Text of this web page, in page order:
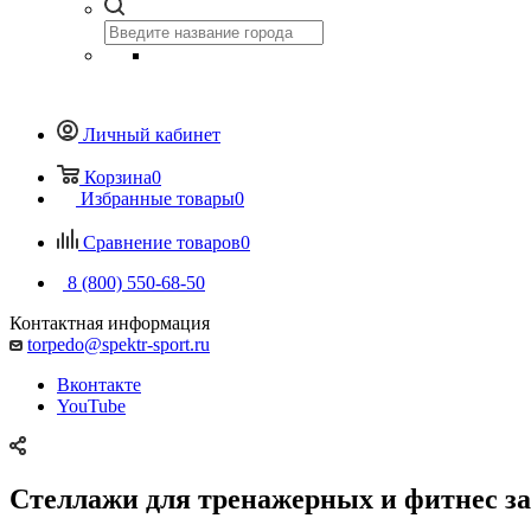
Личный кабинет
Корзина0
Избранные товары0
Сравнение товаров0
8 (800) 550-68-50
Контактная информация
torpedo@spektr-sport.ru
Вконтакте
YouTube
Стеллажи для тренажерных и фитнес